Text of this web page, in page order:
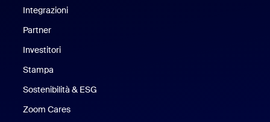
Integrazioni
Partner
Investitori
Stampa
Sostenibilità & ESG
Zoom Cares